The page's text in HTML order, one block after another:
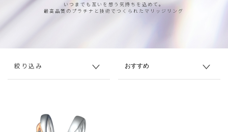
いつまでも互いを想う気持ちを込めて。
最高品質のプラチナと技術でつくられたマリッジリング
絞り込み